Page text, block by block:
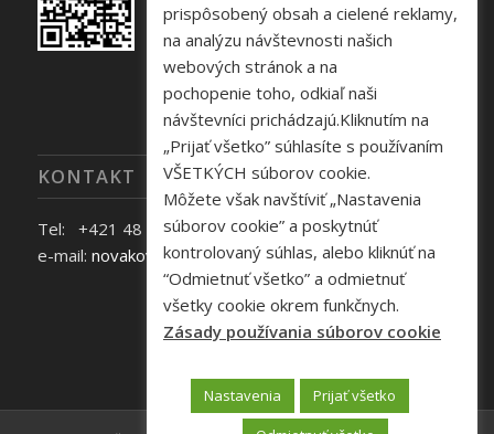
KONTAKT
Tel: +421 48 645 40 35
e-mail: novakova@zelpo.sk
prispôsobený obsah a cielené reklamy,
na analýzu návštevnosti našich
webových stránok a na
pochopenie toho, odkiaľ naši
návštevníci prichádzajú.Kliknutím na
„Prijať všetko” súhlasíte s používaním
VŠETKÝCH súborov cookie.
Môžete však navštíviť „Nastavenia
súborov cookie” a poskytnúť
kontrolovaný súhlas, alebo kliknúť na
“Odmietnuť všetko” a odmietnuť
všetky cookie okrem funkčnych.
Zásady používania súborov cookie
Nastavenia
Prijať všetko